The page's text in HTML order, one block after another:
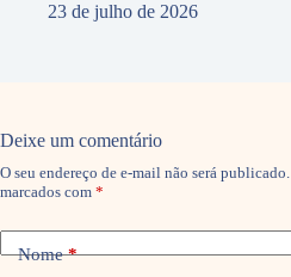
23 de julho de 2026
Deixe um comentário
O seu endereço de e-mail não será publicado.
marcados com *
Nome*